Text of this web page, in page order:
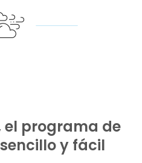
el programa de
y fácil